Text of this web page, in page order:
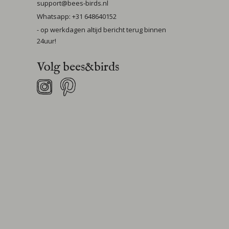
support@bees-birds.nl
Whatsapp: +31 648640152
- op werkdagen altijd bericht terug binnen
24uur!
Volg bees&birds